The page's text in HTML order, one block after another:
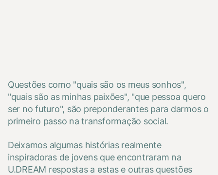
Questões como "quais são os meus sonhos",
"quais são as minhas paixões", "que pessoa quero
ser no futuro", são preponderantes para darmos o
primeiro passo na transformação social.
Deixamos algumas histórias realmente
inspiradoras de jovens que encontraram na
U.DREAM respostas a estas e outras questões